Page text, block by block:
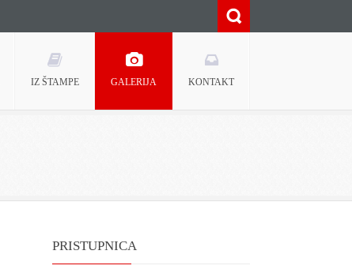
IZ ŠTAMPE GALERIJA KONTAKT
PRISTUPNICA